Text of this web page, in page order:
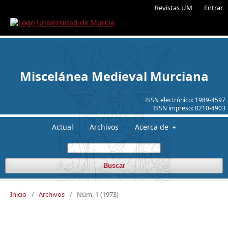
Revistas UM Entrar
ISSN electrónico: 1989-4597
ISSN impreso:0210-4903
Miscelánea Medieval Murciana
Actual Archivos Acerca de
Buscar
Inicio / Archivos / Núm. 1 (1973)